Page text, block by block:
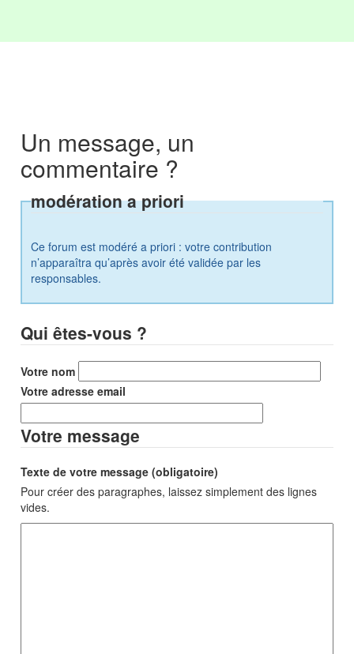
Un message, un
commentaire ?
modération a priori
Ce forum est modéré a priori : votre contribution
n’apparaîtra qu’après avoir été validée par les
responsables.
Qui êtes-vous ?
Votre nom
Votre adresse email
Votre message
Texte de votre message (obligatoire)
Pour créer des paragraphes, laissez simplement des lignes
vides.